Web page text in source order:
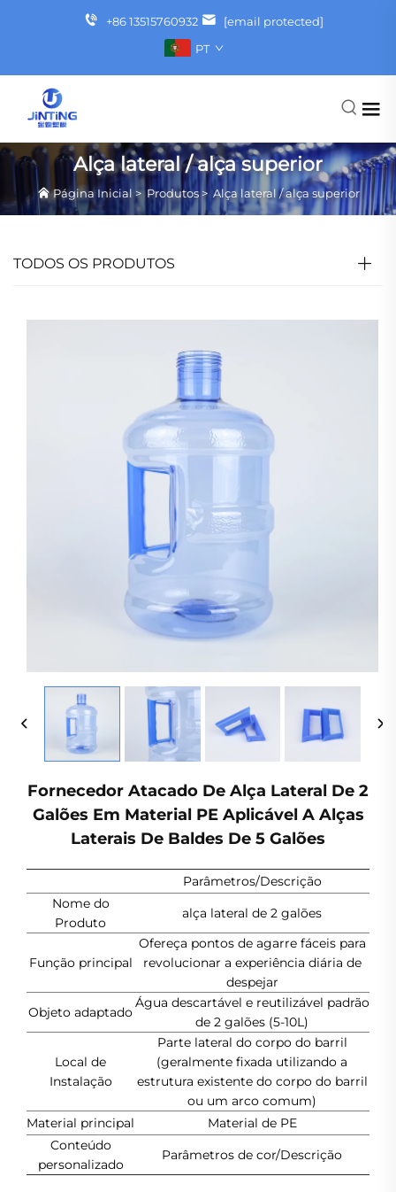
+86 13515760932
[email protected]
PT
Alça lateral / alça superior
Página Inicial >Produtos> Alça lateral / alça superior
TODOS OS PRODUTOS
Fornecedor Atacado De Alça Lateral De 2
Galões Em Material PE Aplicável A Alças
Laterais De Baldes De 5 Galões
Parâmetros/Descrição
Nome do
Produto
alça lateral de 2 galões
Função principal
Ofereça pontos de agarre fáceis para
revolucionar a experiência diária de
despejar
Objeto adaptado
Água descartável e reutilizável padrão
de 2 galões (5-10L)
Local de
Instalação
Parte lateral do corpo do barril
(geralmente fixada utilizando a
estrutura existente do corpo do barril
ou um arco comum)
Material principal
Material de PE
Conteúdo
personalizado
Parâmetros de cor/Descrição